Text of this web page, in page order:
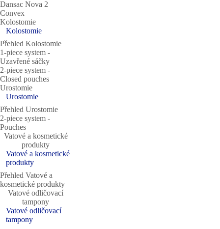
Dansac Nova 2
Convex
Kolostomie
Kolostomie
Přehled Kolostomie
1-piece system ‐
Uzavřené sáčky
2-piece system ‐
Closed pouches
Urostomie
Urostomie
Přehled Urostomie
2-piece system ‐
Pouches
Vatové a kosmetické
produkty
Vatové a kosmetické
produkty
Přehled Vatové a
kosmetické produkty
Vatové odličovací
tampony
Vatové odličovací
tampony